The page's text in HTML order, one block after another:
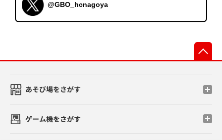
@GBO_hcnagoya
あそび場をさがす
ゲーム機をさがす